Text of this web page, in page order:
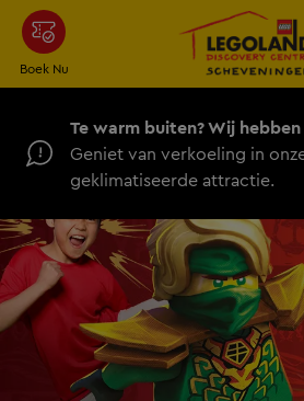
naar
hoofdinhoud
Boek Nu
Te warm buiten? Wij
Geniet van verkoeling in
geklimatiseerde attractie.